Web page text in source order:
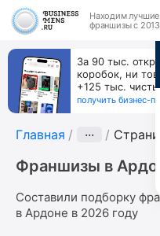
Находим лучшие
франшизы с 2013
За 90 тыс.
коробок, ни
+125 тыс.
получить бизнес-
Главная ···
Франшизы в
Составили подборку
в Ардоне в 2026 году